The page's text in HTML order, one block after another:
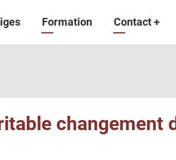
Formation Contact+
changement